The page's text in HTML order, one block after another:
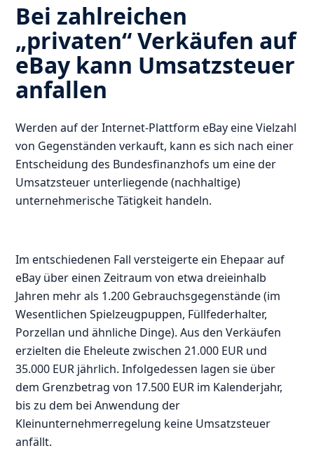
Bei zahlreichen
„privaten“ Verkäufen auf
eBay kann Umsatzsteuer
anfallen
Werden auf der Internet-Plattform eBay eine Vielzahl
von Gegenständen verkauft, kann es sich nach einer
Entscheidung des Bundesfinanzhofs um eine der
Umsatzsteuer unterliegende (nachhaltige)
unternehmerische Tätigkeit handeln.
Im entschiedenen Fall versteigerte ein Ehepaar auf
eBay über einen Zeitraum von etwa dreieinhalb
Jahren mehr als 1.200 Gebrauchsgegenstände (im
Wesentlichen Spielzeugpuppen, Füllfederhalter,
Porzellan und ähnliche Dinge). Aus den Verkäufen
erzielten die Eheleute zwischen 21.000 EUR und
35.000 EUR jährlich. Infolgedessen lagen sie über
dem Grenzbetrag von 17.500 EUR im Kalenderjahr,
bis zu dem bei Anwendung der
Kleinunternehmerregelung keine Umsatzsteuer
anfällt.